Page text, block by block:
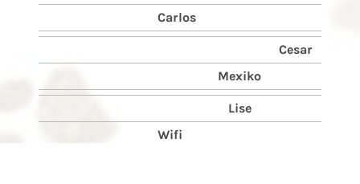
Carlos
Cesar
Mexiko
Lise
Wifi